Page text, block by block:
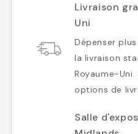
Livraison
Uni
Dépenser
la livraison
Royaume-
options de
Salle